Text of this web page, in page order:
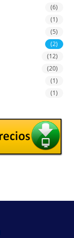
(6)
(1)
(5)
(2)
(12)
(20)
(1)
(1)